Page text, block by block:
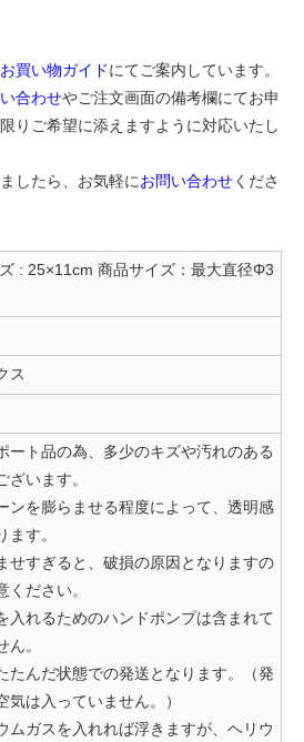
お買い物ガイドにてご案内しています。
合わせやご注文画面の備考欄にてお申
りご希望に添えますように対応いたし
したら、お気軽にお問い合わせくださ
: 25×11cm 商品サイズ：最大直径Φ3
ス
ート品の為、多少のキズや汚れのある
ざいます。
ンを膨らませる程度によって、透明感
ます。
せすぎると、破損の原因となりますの
ください。
入れるためのハンドポンプは含まれて
ん。
たんだ状態での発送となります。（発
気は入っていません。）
ムガスを入れれば浮きますが、ヘリウ